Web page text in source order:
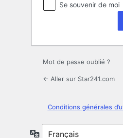
Se souvenir de moi
Mot de passe oublié ?
← Aller sur Star241.com
Conditions générales
Langue